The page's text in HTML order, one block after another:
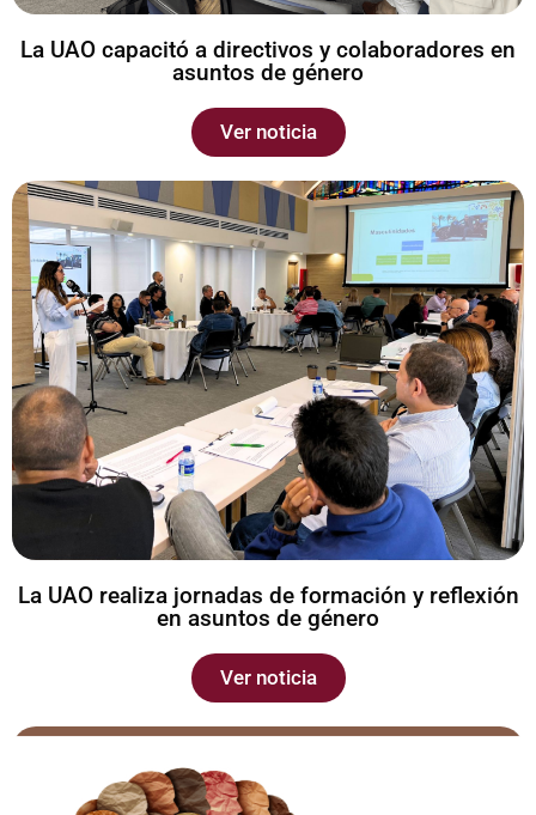
La UAO capacitó a directivos y colaboradores en
asuntos de género
Ver noticia
La UAO realiza jornadas de formación y reflexión
en asuntos de género
Ver noticia